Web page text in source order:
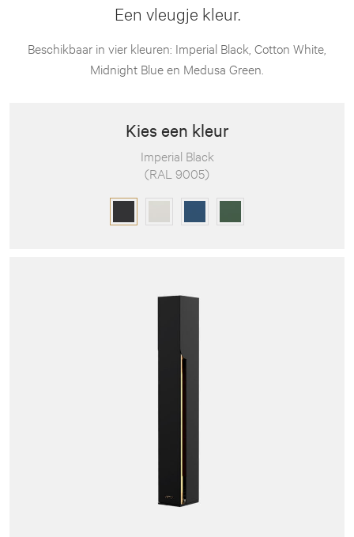
Een vleugje kleur.
Beschikbaar in vier kleuren: Imperial Black, Cotton White,
Midnight Blue en Medusa Green.
Kies een kleur
Imperial Black
(RAL 9005)